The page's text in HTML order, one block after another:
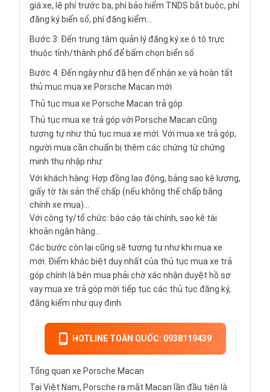
giá xe, lệ phí trước bạ, phí bảo hiểm TNDS bắt buộc, phí
đăng ký biển sổ, phí đăng kiểm...
Bước 3: Đến trung tâm quản lý đăng ký xe ô tô trực
thuộc tỉnh/thành phố để bấm chọn biển số
Bước 4: Đến ngày như đã hẹn để nhận xe và hoàn tất
thủ mục mua xe Porsche Macan mới
Thủ tục mua xe Porsche Macan trả góp
Thủ tục mua xe trả góp với Porsche Macan cũng
tương tự như thủ tục mua xe mới. Với mua xe trả góp,
người mua cần chuẩn bị thêm các chứng từ chứng
minh thu nhập như:
Với khách hàng: Hợp đồng lao động, bảng sao kê lương,
giấy tờ tài sản thế chấp (nếu không thế chấp bằng
chính xe mua)...
Với công ty/tổ chức: báo cáo tài chính, sao kê tài
khoản ngân hàng...
Các bước còn lại cũng sẽ tương tự như khi mua xe
mới. Điểm khác biệt duy nhất của thủ tục mua xe trả
góp chính là bên mua phải chờ xác nhận duyệt hồ sơ
vay mua xe trả góp mới tiếp tục các thủ tục đăng ký,
đăng kiểm như quy định.
HOTLINE TOÀN QUỐC: 0938119439
Tổng quan xe Porsche Macan
Tại Việt Nam, Porsche ra mắt Macan lần đầu tiên là